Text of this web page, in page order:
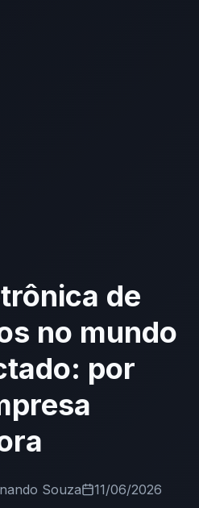
de
no mundo
por
Souza
11/06/2026